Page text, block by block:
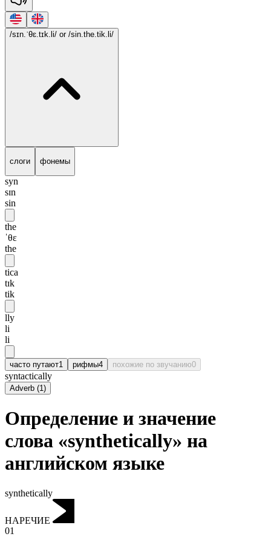
/sɪn.ˈθɛ.tɪk.li/ or /sin.the.tik.li/
слоги фонемы
syn
sɪn
sin
the
ˈθɛ
the
tica
tɪk
tik
lly
li
li
часто путают1 рифмы4 похожие по звучанию0
syntactically
Adverb (1)
Определение и значение
слова «synthetically» на
английском языке
synthetically
НАРЕЧИЕ
01